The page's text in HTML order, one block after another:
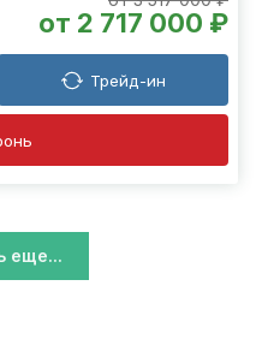
от 2 717 000 ₽
Трейд-ин
еще...